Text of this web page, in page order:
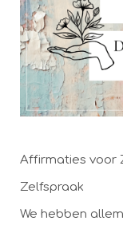
Affirmaties voor
Zelfspraak
We hebben